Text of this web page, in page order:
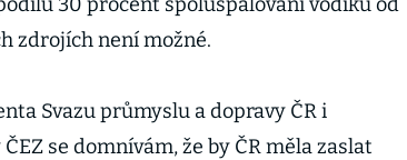
zdrojích není možné.
Svazu průmyslu a dopravy ČR i
se domnívám, že by ČR měla zaslat